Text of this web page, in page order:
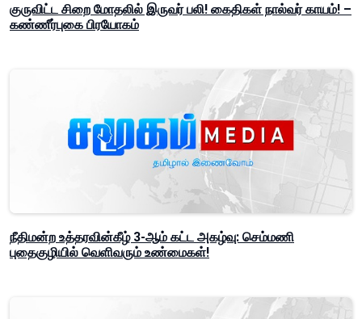
குருவிட்ட சிறை மோதலில் இருவர் பலி! கைதிகள் நால்வர் காயம்! –
கண்ணீர்புகை பிரயோகம்
நீதிமன்ற உத்தரவின்கீழ் 3-ஆம் கட்ட அகழ்வு: செம்மணி
புதைகுழியில் வெளிவரும் உண்மைகள்!